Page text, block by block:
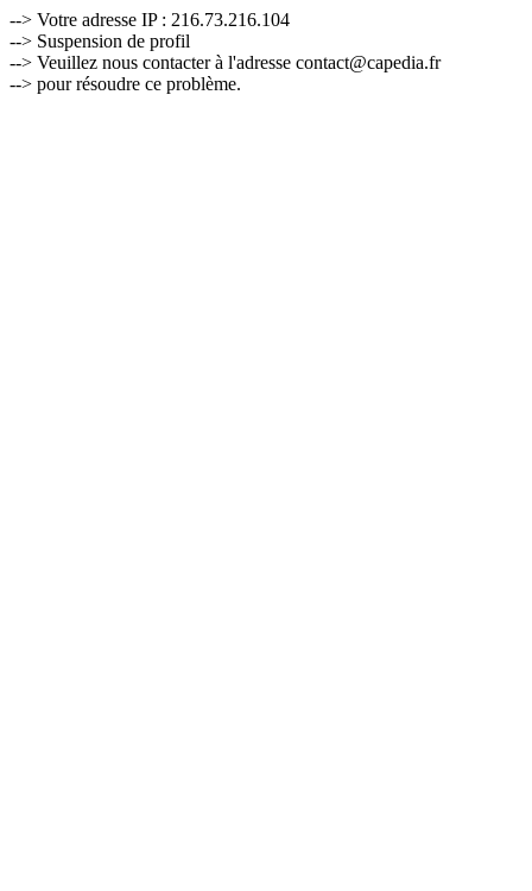
--> Votre adresse IP : 216.73.216.104
--> Suspension de profil
--> Veuillez nous contacter à l'adresse contact@capedia.fr
--> pour résoudre ce problème.